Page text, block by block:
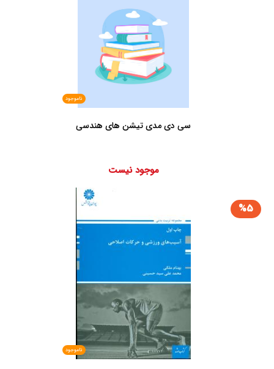
ناموجود
سی دی مدی تیشن های هندسی
موجود نیست
%5
ناموجود